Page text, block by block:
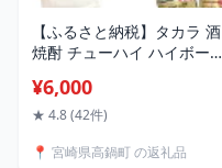
【ふるさと納税】タカラ 酒
焼酎 チューハイ ハイボー
ラムネ グレープフルーツ
ゆず 梅 国産 人気 おすすめ
無料
¥6,000
★ 4.8 (42件)
📍 宮崎県高鍋町 の返礼品